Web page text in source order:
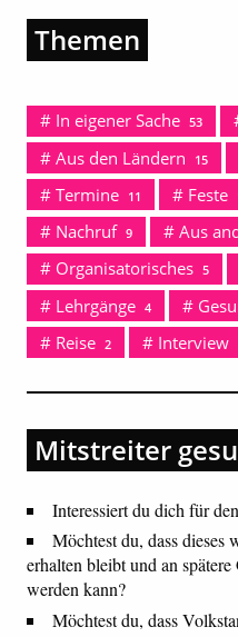
Themen
In eigener Sache 53
Aus den Ländern 15
Termine 11 Feste
Nachruf 9 Aus
Organisatorisches 5
Lehrgänge 4
Reise 2 Interview
Mitstreiter
Interessiert du dich für
Möchtest du, dass
erhalten bleibt und an
werden kann?
Möchtest du, dass